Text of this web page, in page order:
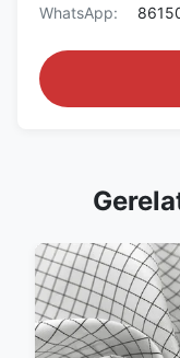
WhatsApp: